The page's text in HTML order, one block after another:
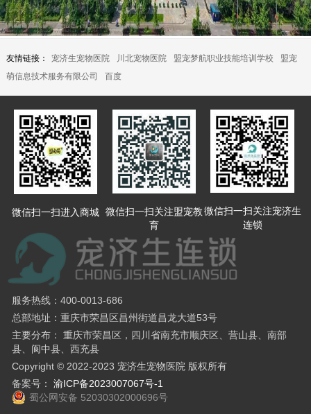
友情链接： 宠济生宠物医院 川北宠物医院 盟宠梦航职业技能培训学校
盟宠
萌信息技术服务有限公司
百度
微信扫一扫进入商城 微信扫一扫关注盟宠教
育
微信扫一扫关注宠济生
连锁
服务热线：400-0013-686
总部地址：重庆市荣昌区昌州街道昌龙大道53号
主要分布： 重庆市荣昌区，四川省南充市顺庆区、营山县、南部
县、阆中县、西充县
Copyright © 2022-2023 宠济生宠物医院 版权所有
备案号：
渝ICP备2023007067号-1
蜀公网安备 52030302000696号